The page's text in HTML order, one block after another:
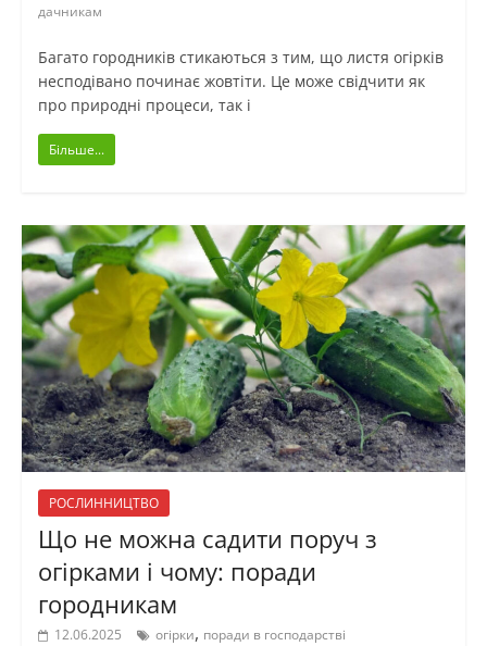
дачникам
Багато городників стикаються з тим, що листя огірків
несподівано починає жовтіти. Це може свідчити як
про природні процеси, так і
Більше...
РОСЛИННИЦТВО
Що не можна садити поруч з
огірками і чому: поради
городникам
12.06.2025 огірки, поради в господарстві